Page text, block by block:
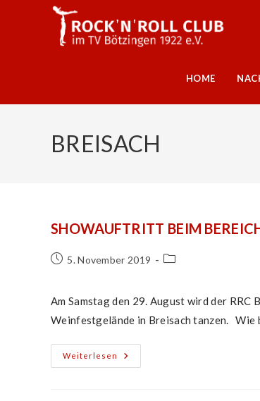
HOME
BREISACH
SHOWAUFTRITT BEIM
Beitrag5. November 2019
Beitrags-
Am Samstag den 29. August wird der
Weinfestgelände in Breisach tanzen.
Weiterlesen
Showauftritt
Beim